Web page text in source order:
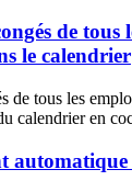
de tous
le calendrier
de tous les
calendrier en
automatique